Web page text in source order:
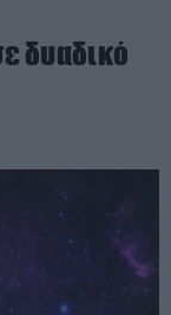
δυαδικό